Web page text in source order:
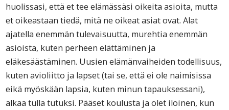
huolissasi, että et tee elämässäsi oikeita asioita, mutta
et oikeastaan tiedä, mitä ne oikeat asiat ovat. Alat
ajatella enemmän tulevaisuutta, murehtia enemmän
asioista, kuten perheen elättäminen ja
eläkesäästäminen. Uusien elämänvaiheiden todellisuus,
kuten avioliitto ja lapset (tai se, että ei ole naimisissa
eikä myöskään lapsia, kuten minun tapauksessani),
alkaa tulla tutuksi. Pääset koulusta ja olet iloinen, kun